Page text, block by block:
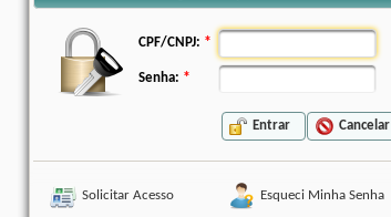
CPF/CNPJ:
Senha:
Entrar Cancelar
Solicitar Acesso Esqueci Minha Senha